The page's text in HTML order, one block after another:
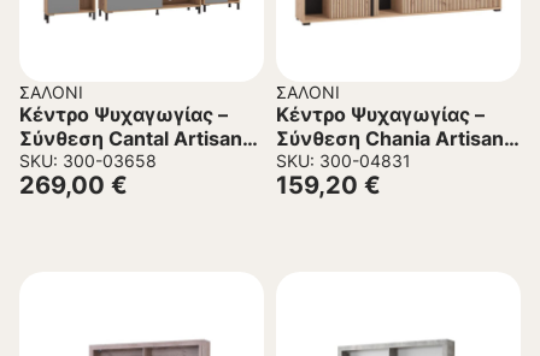
ΣΑΛΌΝΙ
Κέντρο Ψυχαγωγίας –
Σύνθεση Cantal Artisan
Oak – Γκρί Γραφίτης
279x38x192,5 εκ.
SKU: 300-03658
269,00 €
ΣΑΛΌΝΙ
Κέντρο Ψυχαγωγίας –
Σύνθεση Chania Artisan
Oak – Artisan Oak με
Μαύρες Γραμμές – Μαύρο
SKU: 300-04831
159,20 €